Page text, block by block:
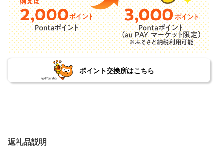
ポイント交換所はこちら
返礼品説明